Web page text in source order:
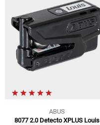
ABUS
8077 2.0 Detecto XPLUS Louis